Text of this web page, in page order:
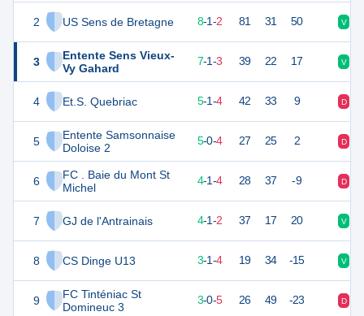
2 US Sens de Bretagne
3
Entente Sens Vieux-
Vy Gahard
4 Et.S. Quebriac
5
Entente Samsonnaise
Doloise 2
6
FC . Baie du Mont St
Michel
7 GJ de l'Antrainais
8 CS Dinge U13
9
FC Tinténiac St
Domineuc 3
25 11 8-1-2 81 31 50 V
22 11 7-1-3 39 22 17 V
5-1-4 42 33 9 D
15 9 5-0-4 27 25 2 D
13 4-1-4 28 37 -9 D
12 4-1-2 37 17 20 V
3-1-4 19 34 -15 V
3-0-5 26 49 -23 D